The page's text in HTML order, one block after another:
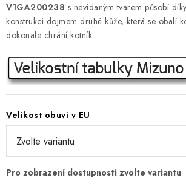
NOVINKY
NOVINKY INOV-8
OBLÍBENÉ DROBNOSTI
ZNAČKY
Moje objednávka
V1GA200238 s nevídaným tvarem působí
konstrukci dojmem druhé kůže, která se obalí
dokonale chrání kotník.
Velikost obuvi v EU